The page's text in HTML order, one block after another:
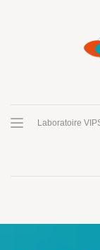
Laboratoire